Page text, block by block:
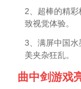
2、超棒的精
致视觉体验。
3、满屏中国
美夹杂狂乱。
曲中剑游戏